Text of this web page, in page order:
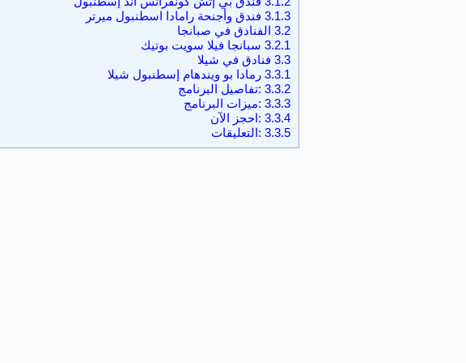
3.1.3 فندق وأجنحة رامادا اسطنبول ميرتر
3.2 الفنادق في صبانجا
3.2.1 سبانجا فيلا سويت بوتيك
3.3 فنادق في شيلا
3.3.1 رمادا بو ويندهام إسطنبول شيلا
3.3.2 :تفاصيل البرنامج
3.3.3 :ميزات البرنامج
3.3.4 :احجز الآن
3.3.5 :التعليقات